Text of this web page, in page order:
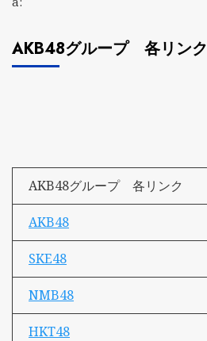
AKB48グループ 各リンク
AKB48グループ 各リンク
AKB48
SKE48
NMB48
HKT48